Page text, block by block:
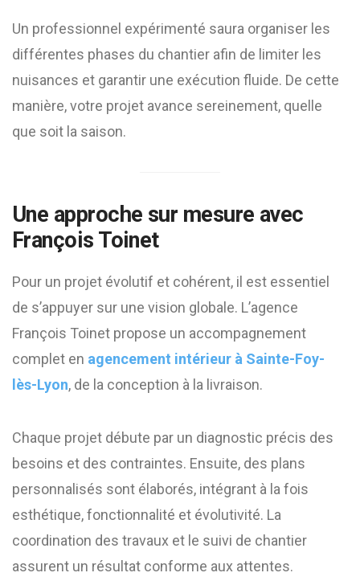
Un professionnel expérimenté saura organiser les
différentes phases du chantier afin de limiter les
nuisances et garantir une exécution fluide. De cette
manière, votre projet avance sereinement, quelle
que soit la saison.
Une approche sur mesure avec
François Toinet
Pour un projet évolutif et cohérent, il est essentiel
de s’appuyer sur une vision globale. L’agence
François Toinet propose un accompagnement
complet en agencement intérieur à Sainte-Foy-
lès-Lyon, de la conception à la livraison.
Chaque projet débute par un diagnostic précis des
besoins et des contraintes. Ensuite, des plans
personnalisés sont élaborés, intégrant à la fois
esthétique, fonctionnalité et évolutivité. La
coordination des travaux et le suivi de chantier
assurent un résultat conforme aux attentes.